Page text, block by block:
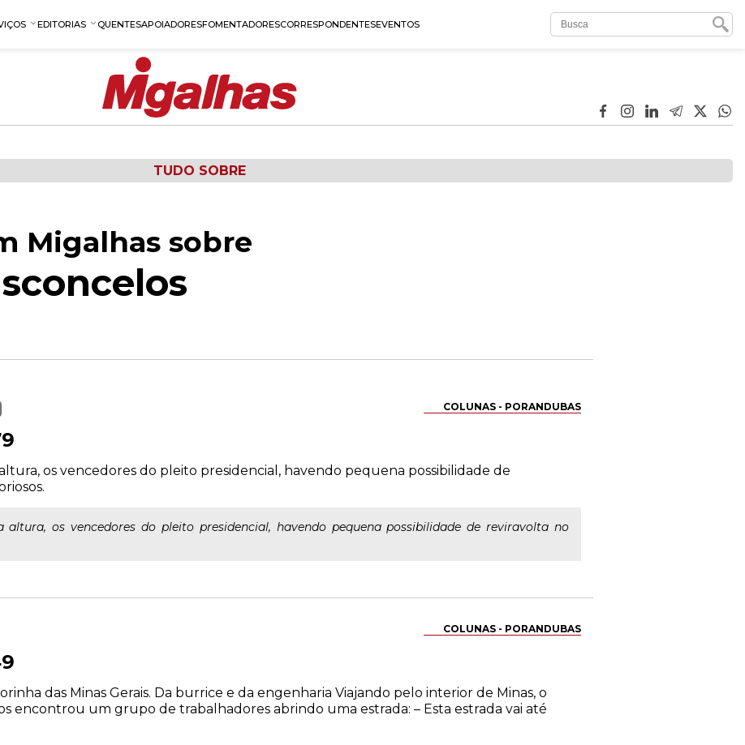
EDITORIAS QUENTESAPOIADORESFOMENTADORESCORRESPONDENTESEVENTOS
TUDO SOBRE
Migalhas sobre
COLUNAS - PORANDUBAS
os vencedores do pleito presidencial, havendo pequena possibilidade de
altura, os vencedores do pleito presidencial, havendo pequena possibilidade de reviravolta no
COLUNAS - PORANDUBAS
das Minas Gerais. Da burrice e da engenharia Viajando pelo interior de Minas, o
encontrou um grupo de trabalhadores abrindo uma estrada: – Esta estrada vai até